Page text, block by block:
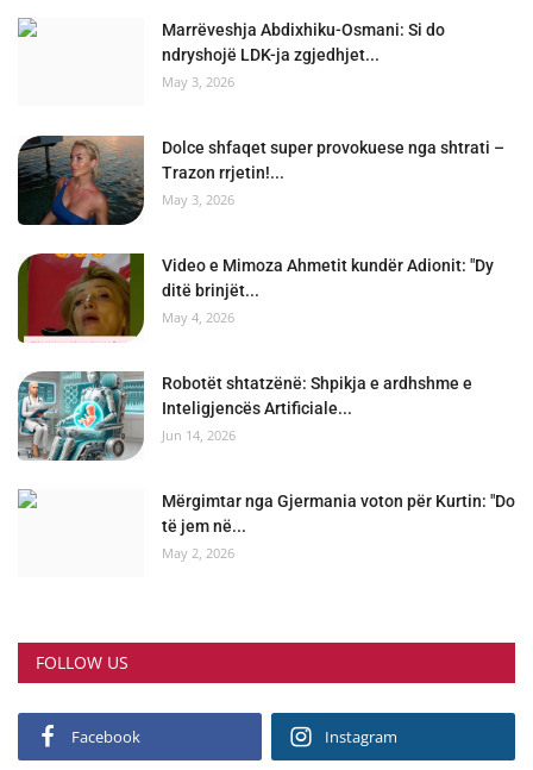
Marrëveshja Abdixhiku-Osmani: Si do
ndryshojë LDK-ja zgjedhjet...
May 3, 2026
Dolce shfaqet super provokuese nga shtrati –
Trazon rrjetin!...
May 3, 2026
Video e Mimoza Ahmetit kundër Adionit: "Dy
ditë brinjët...
May 4, 2026
Robotët shtatzënë: Shpikja e ardhshme e
Inteligjencës Artificiale...
Jun 14, 2026
Mërgimtar nga Gjermania voton për Kurtin: "Do
të jem në...
May 2, 2026
FOLLOW US
Facebook Instagram